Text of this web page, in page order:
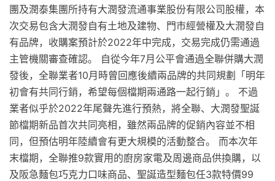
團及潤泰集團所持有大潤發流通事業股份有限公司股權，本
次交易包含大潤發自有土地及建物、門市經營權及大潤發自
有品牌，收購案預計於2022年中完成，交易完成仍需通過
主管機關審查確認。 自從今年7月公平會通過全聯併購大潤
發後，全聯業者10月時曾回應後續兩品牌的共同規劃「明年
初會有共同行銷，希望每個檔期兩通路一起行銷」。 不過
業者似乎於2022年尾聲先進行預熱，將全聯、大潤發聖誕
節檔期新品首次共同亮相，雖然兩品牌的促銷內容並不相
同，但預估明年陸續會有更大規模的活動整合。 而本次年
末檔期，全聯推9款實用的廚房家電及周邊商品供換購，以
及阪急麵包巧克力口味商品、聖誕造型麵包任3款特價99